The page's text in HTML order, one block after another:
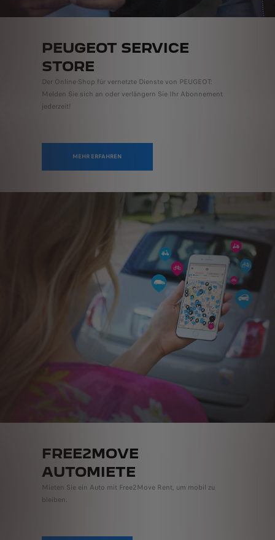
PEUGEOT SERVICE
STORE
Der Online-Shop für vernetzte Dienste von PEUGEOT:
Melden Sie sich an oder verlängern Sie Ihr Abonnement
jederzeit!
MEHR ERFAHREN
FREE2MOVE
AUTOMIETE
Mieten Sie ein Auto mit Free2Move Rent, um mobil zu
bleiben.